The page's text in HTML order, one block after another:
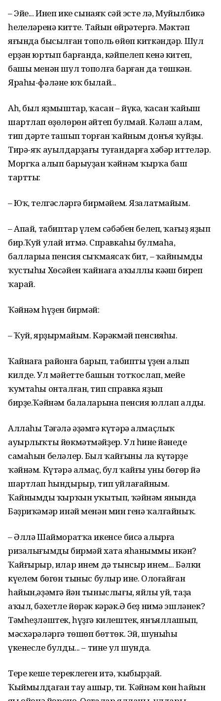
– Эйе... Инеп ике сынаяҡ сәй эсте лә, Муйылбикә
һеңлеләренә китте. Тайын өйрәтергә. Мәктәп
яғында бысылған тополь өйөп киткәндәр. Шул
ерҙән юртып барғанда, кәйпелеп кенә китеп,
башы менән шул тополға барған да төшкән.
Яраһы-фәләне юҡ былай...
Аһ, был яҙмыштар, ҡасан – йүкә, ҡасан ҡайыш
шартлап өҙөлөрөн әйтеп булмай. Кәләш алам,
тип дәрте ташып торған ҡайным донъя ҡуйҙы.
Тирә-яҡ ауылдарҙағы туғандарға хәбәр иттеләр.
Моргҡа алып барыуҙан ҡәйнәм ҡырҡа баш
тартты:
– Юҡ, телгәсләргә бирмәйем. Язалатмайым.
– Апай, табиптар үлем сәбәбен белеп, ҡағыҙ яҙып
бир.Ҡуй улай итмә. Справкаһы булмаһа,
балларыңа пенсия сыҡмаясаҡ бит, – ҡайнымдың
ҡустыһы Хөсәйен ҡайнаға аҡыллы кәңәш биреп
ҡарай.
Ҡәйнәм һүҙен бирмәй:
– Ҡуй, ярҙырмайым. Кәрәкмәй пенсияһы.
Ҡайнаға районға барып, табиптың үҙен алып
килде. Ул мәйеттең башын тотҡослап, мейе
ҡумтаһы онталған, тип справка яҙып
бирҙе.Ҡәйнәм балаларына пенсия юллап алды.
Аллаһы Тәғәлә әҙәмгә күтәрә алмаҫлыҡ
ауырлыҡты йөкмәтмәйҙер. Ул һинең йәнеңдең
самаһын беләлер. Был ҡайғыны ла күтәрҙе
ҡәйнәм. Күтәрә алмаҫ, бул ҡайғы уны бөгөр йә
шартлап һындырыр, тип уйлағайным.
Ҡайнымдың ҡырҡын уҡытып, ҡәйнәм янында
Бәҙриҡәмәр инәй менән мин генә ҡалғайныҡ.
– Әллә Шайморатҡа икенсе бисә алырға
ризалығымды бирмәй хата яһаныммы икән?
Ҡайғырыр, илар инем дә тынсыр инем... Бәлки
күңелем бөгөн тыныс булыр ине. Олоғайған
һайын,әҙәмгә йән тыныслығы, яйлы уй, таҙа
аҡыл, бәхетле йөрәк кәрәк.Ә беҙ нимә эшләнек?
Тәмһеҙләштек, һүҙгә килештек, янъяллашып,
мәсхәрәләргә төшөп бөттөк. Эй, шуныһы
үкенесле булды... – тине ул шунда.
Тере кеше тереклеген итә, ҡыбырҙай.
Ҡыймылдаған тау ашыр, ти. Ҡәйнәм көн һайын